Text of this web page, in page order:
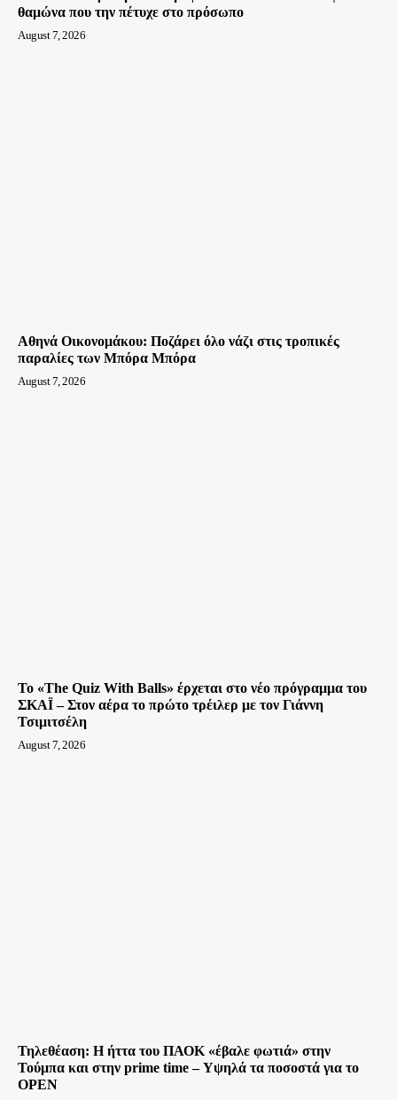
θαμώνα που την πέτυχε στο πρόσωπο
August 7, 2026
Αθηνά Οικονομάκου: Ποζάρει όλο νάζι στις τροπικές
παραλίες των Μπόρα Μπόρα
August 7, 2026
Το «The Quiz With Balls» έρχεται στο νέο πρόγραμμα του
ΣΚΑΪ – Στον αέρα το πρώτο τρέιλερ με τον Γιάννη
Τσιμιτσέλη
August 7, 2026
Τηλεθέαση: Η ήττα του ΠΑΟΚ «έβαλε φωτιά» στην
Τούμπα και στην prime time – Υψηλά τα ποσοστά για το
OPEN